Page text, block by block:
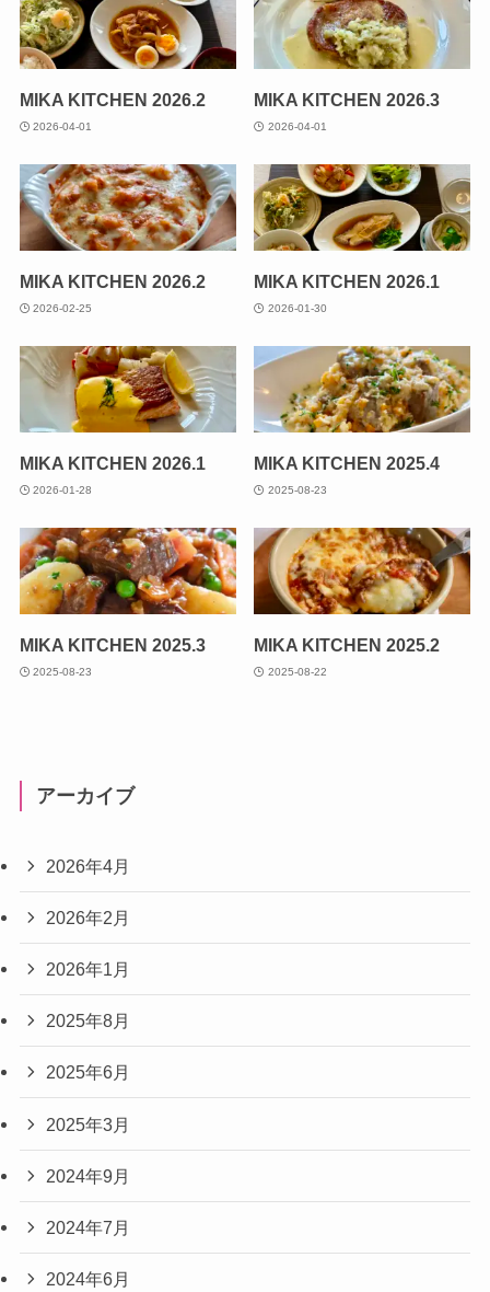
MIKA KITCHEN 2026.2
2026-04-01
MIKA KITCHEN 2026.3
2026-04-01
MIKA KITCHEN 2026.2
2026-02-25
MIKA KITCHEN 2026.1
2026-01-30
MIKA KITCHEN 2026.1
2026-01-28
MIKA KITCHEN 2025.4
2025-08-23
MIKA KITCHEN 2025.3
2025-08-23
MIKA KITCHEN 2025.2
2025-08-22
アーカイブ
2026年4月
2026年2月
2026年1月
2025年8月
2025年6月
2025年3月
2024年9月
2024年7月
2024年6月